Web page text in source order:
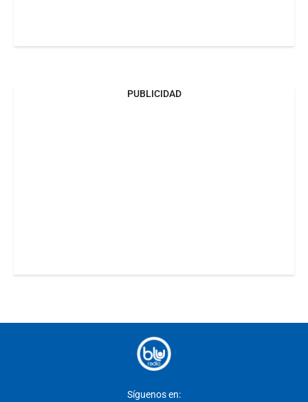
PUBLICIDAD
Síguenos en: